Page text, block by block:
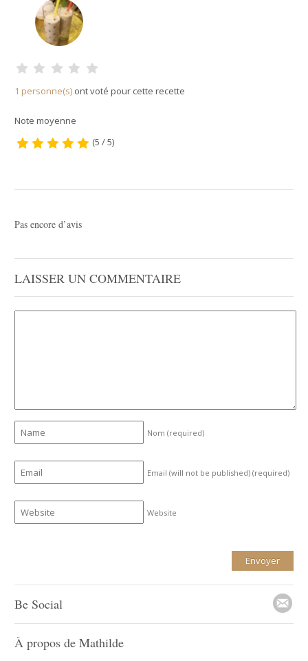
1 personne(s) ont voté pour cette recette
Note moyenne
(5 / 5)
Pas encore d’avis
LAISSER UN COMMENTAIRE
Nom(required)
Email (will not be published)(required)
Website
Be Social
À propos de Mathilde